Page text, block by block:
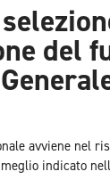
del
avviene nel
indicato